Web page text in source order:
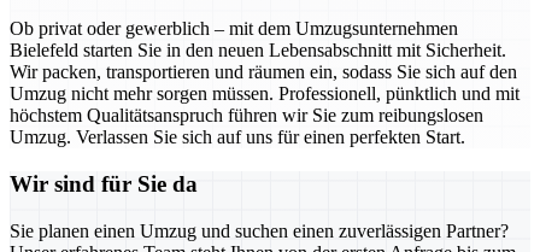
Ob privat oder gewerblich – mit dem Umzugsunternehmen
Bielefeld starten Sie in den neuen Lebensabschnitt mit Sicherheit.
Wir packen, transportieren und räumen ein, sodass Sie sich auf den
Umzug nicht mehr sorgen müssen. Professionell, pünktlich und mit
höchstem Qualitätsanspruch führen wir Sie zum reibungslosen
Umzug. Verlassen Sie sich auf uns für einen perfekten Start.
Wir sind für Sie da
Sie planen einen Umzug und suchen einen zuverlässigen Partner?